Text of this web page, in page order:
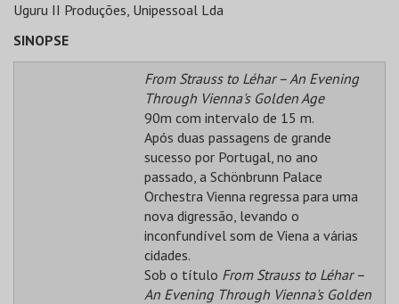
Uguru II Produções, Unipessoal Lda
SINOPSE
From Strauss to Léhar – An Evening
Through Vienna's Golden Age
90m com intervalo de 15 m.
Após duas passagens de grande
sucesso por Portugal, no ano
passado, a Schönbrunn Palace
Orchestra Vienna regressa para uma
nova digressão, levando o
inconfundível som de Viena a várias
cidades.
Sob o título From Strauss to Léhar –
An Evening Through Vienna's Golden